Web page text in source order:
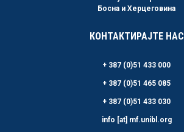
Босна и Херцеговина
КОНТАКТИРАЈТЕ НАС
+ 387 (0)51 433 000
+ 387 (0)51 465 085
+ 387 (0)51 433 030
info [at] mf.unibl.org